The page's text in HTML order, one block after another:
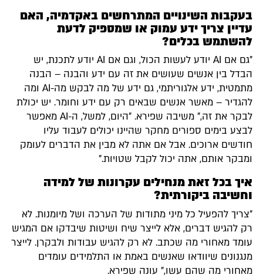
בעקבות השינויים המתרחשים באקדמיה, האם
עדיין צריך ידע עמוק או שמספיק לדעת
להשתמש בכלים?
"גם אם AI יודע לעשות הכול, וגם אם AI יודע לתכנת, יש
הבדל בין אנשים שעושים את זה עם ידע והבנה – הבנה
מתמטית, ידע אלגוריתמי, גם ידע של מה לבקש מה-AI ומה
להגדיר – מאשר אנשים שבאים רק עם ידע וחומר. יש יכולת
לבקר את זה," משיבה שפירא. "היום, למשל, ה-AI מאפשר
לבצע בימים ספורים מחקר שהיינו יכולים לעבוד עליו
חודשים ארוכים. אבל אם אתה לא מבין את הדברים לעומק
ומבקר אותם, אתה יכול לקבל שטויות."
איך בכל זאת מנחילים עקרונות של למידה
וחשיבה ביקורתית?
"צריך להפעיל כל מיני מתודות של הערכה ושל מיומנות. לא
רק להגיש דברים, אלא לייצר שיח ושיטות שיבדקו אם המגיש
עומד מאחורי מה שכתב. לא רק להגיש עבודות ולבקרן. לייצר
מנגנונים שיוודאו שאנשים באמת או התלמידים עומדים
מאחורי מה שהם עשו," עונה שפירא.